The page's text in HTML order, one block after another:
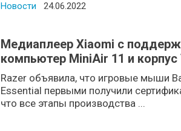
Новости Posted on
24.06.2022
Медиаплеер Xiaomi с
компьютер MiniAir 11 и корпус
Thermaltake
Razer объявила, что игровые мыши
Essential первыми получили
что все этапы производства ...